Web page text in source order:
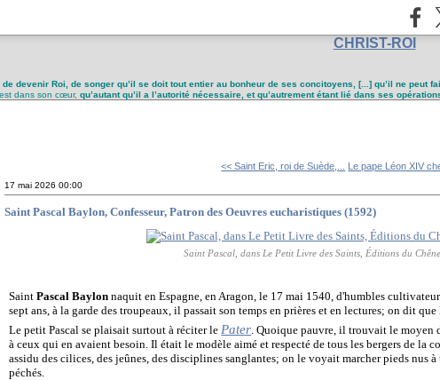
CHRIST-ROI
devenir Roi, de songer qu’il se doit tout entier au bonheur de ses concitoyens, [...] qu’il ne peut
dans son cœur, qu’autant qu’il a l’autorité nécessaire, et qu’autrement étant lié dans ses
<< Saint Eric, roi de Suède,... Le pape Léon XIV
17 mai 2026 00:00
Saint Pascal Baylon, Confesseur, Patron des Oeuvres eucharistiques (1592)
Saint Pascal, dans Le Petit Livre des Saints, Éditions du
SaintPascal Baylon naquit en Espagne, en Aragon, le 17 mai 1540, d'humbles
sept ans, à la garde des troupeaux, il passait son temps en prières et en lectures; on dit
Le petit Pascal se plaisait surtout à réciter le Pater . Quoique pauvre, il trouvait le moyen
à ceux qui en avaient besoin. Il était le modèle aimé et respecté de tous les bergers de la
assidu des cilices, des jeûnes, des disciplines sanglantes; on le voyait marcher pieds nus
péchés.